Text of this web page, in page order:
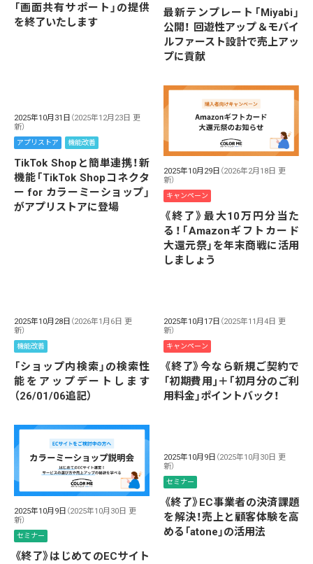
「画面共有サポート」の提供
を終了いたします
最新テンプレート「Miyabi」
公開！ 回遊性アップ＆モバイ
ルファースト設計で売上アッ
プに貢献
2025年10月31日 （2025年12月23日 更
新）
アプリストア 機能改善
TikTok Shopと簡単連携！新
機能「TikTok Shopコネクタ
ー for カラーミーショップ」
がアプリストアに登場
2025年10月29日 （2026年2月18日 更
新）
キャンペーン
《終了》最大10万円分当た
る！「Amazonギフトカード
大還元祭」を年末商戦に活用
しましょう
2025年10月28日 （2026年1月6日 更
新）
機能改善
「ショップ内検索」の検索性
能をアップデートします
（26/01/06追記）
2025年10月17日 （2025年11月4日 更
新）
キャンペーン
《終了》今なら新規ご契約で
「初期費用｣＋｢初月分のご利
用料金」ポイントバック！
2025年10月9日 （2025年10月30日 更
新）
セミナー
《終了》はじめてのECサイト
2025年10月9日 （2025年10月30日 更
新）
セミナー
《終了》EC事業者の決済課題
を解決！売上と顧客体験を高
める「atone」の活用法